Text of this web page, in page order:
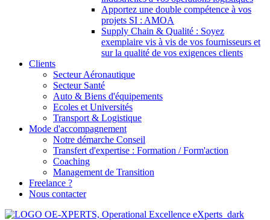
Apportez une double compétence à vos
projets SI : AMOA
Supply Chain & Qualité : Soyez
exemplaire vis à vis de vos fournisseurs et
sur la qualité de vos exigences clients
Clients
Secteur Aéronautique
Secteur Santé
Auto & Biens d'équipements
Ecoles et Universités
Transport & Logistique
Mode d'accompagnement
Notre démarche Conseil
Transfert d'expertise : Formation / Form'action
Coaching
Management de Transition
Freelance ?
Nous contacter